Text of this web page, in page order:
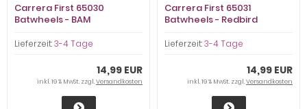
Carrera First 65030
Batwheels - BAM
Lieferzeit:3-4 Tage
14,99 EUR
inkl. 19 % MwSt. zzgl.Versandkosten
Carrera First 65031
Batwheels - Redbird
Lieferzeit:3-4 Tage
14,99 EUR
inkl. 19 % MwSt. zzgl.Versandkosten